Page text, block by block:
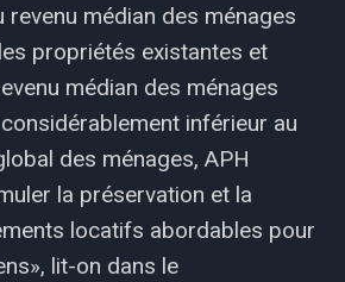
revenu médian des ménages
propriétés existantes et
médian des ménages
inférieur au
des ménages, APH
la préservation et la
locatifs abordables pour
lit-on dans le